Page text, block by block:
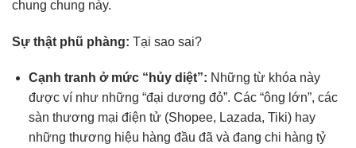
chung chung này.
Sự thật phũ phàng: Tại sao sai?
Cạnh tranh ở mức “hủy diệt”: Những từ khóa này
được ví như những “đại dương đỏ”. Các “ông lớn”, các
sàn thương mại điện tử (Shopee, Lazada, Tiki) hay
những thương hiệu hàng đầu đã và đang chi hàng tỷ